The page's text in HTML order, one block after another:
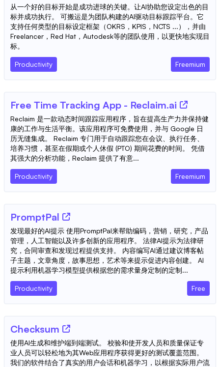
从一个好的目标开始是成功进球的关键。让AI协助您设定出色的目
标并成功执行。 可搬运是为团队构建的AI驱动目标跟踪平台。它
支持任何类型的目标设定框架（OKRS，KPIS，NCTS ...），并由
Freelancer，Red Hat，Autodesk等的团队使用，以更快地实现目
标。
Productivity Freemium
Free Time Tracking App - Reclaim.ai
Reclaim 是一款动态时间跟踪应用程序，旨在提高生产力并保持健
康的工作与生活平衡。该应用程序可免费使用，并与 Google 日
历无缝集成。 Reclaim 专门用于自动跟踪您在会议、执行任务、
培养习惯，甚至在假期或个人休假 (PTO) 期间花费的时间。 凭借
其强大的分析功能，Reclaim 提供了有意...
Productivity Freemium
PromptPal
发现最好的AI提示 使用PromptPal来帮助编码，营销，研究，产品
管理，人工智能以及许多创新的应用程序。 法律AI提示为法律研
究，合同审查和发现过程提供支持。 内容编写AI通过建议博客帖
子主题，文章角度，故事思想，艺术等来提示促进内容创建。 AI
提示利用机器学习模型提供根据您的需求量身定制的定制...
Productivity Free
Checksum
使用AI生成和维护端到端测试。 校验和使开发人员和质量保证专
业人员可以轻松地为其Web应用程序获得更好的测试覆盖范围。
我们的软件结合了真实的用户会话和机器学习，以根据实际用户流